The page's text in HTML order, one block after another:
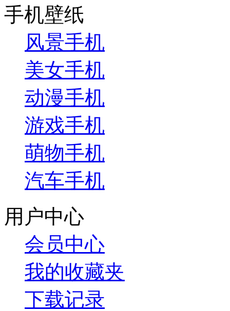
手机壁纸
风景手机
美女手机
动漫手机
游戏手机
萌物手机
汽车手机
用户中心
会员中心
我的收藏夹
下载记录